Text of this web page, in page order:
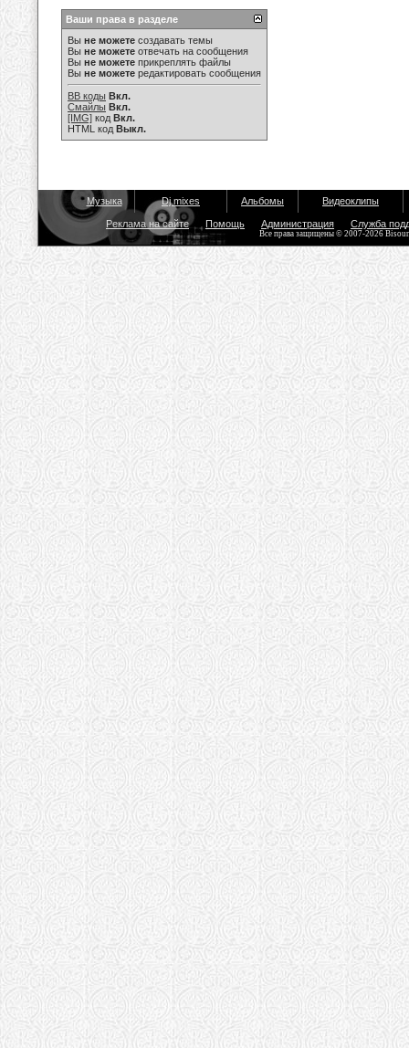
Ваши права в разделе
Вы не можете создавать темы
Вы не можете отвечать на сообщения
Вы не можете прикреплять файлы
Вы не можете редактировать сообщения
BB коды Вкл.
Смайлы Вкл.
[IMG] код Вкл.
HTML код Выкл.
Музыка Dj mixes Альбомы Видеоклипы
Реклама на сайте Помощь Администрация Служба
Все права защищены © 2007-2026